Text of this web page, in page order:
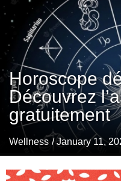
Horoscope
Découvrez
gratuitement
Wellness / January 11,